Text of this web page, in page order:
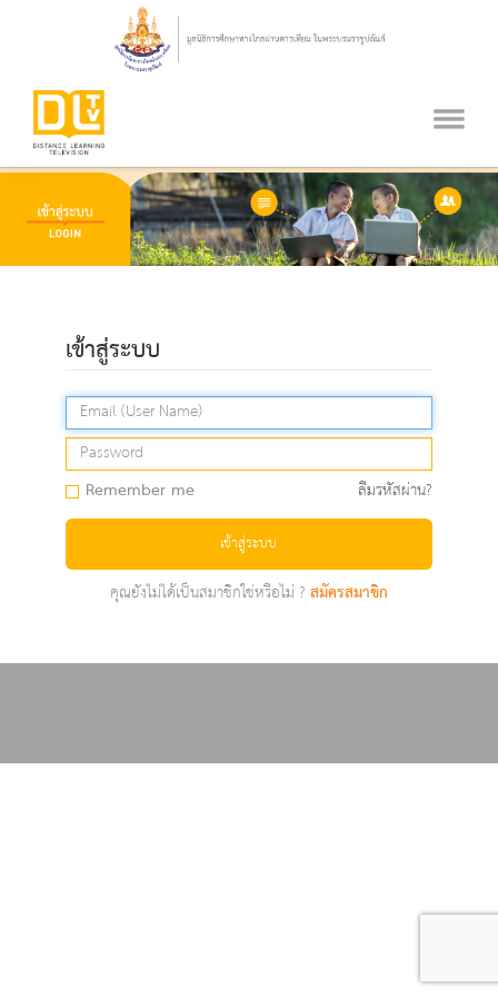
เข้าสู่ระบบ
Remember me ลืมรหัสผ่าน?
เข้าสู่ระบบ
คุณยังไม่ได้เป็นสมาชิกใช่หรือไม่ ?สมัครสมาชิก